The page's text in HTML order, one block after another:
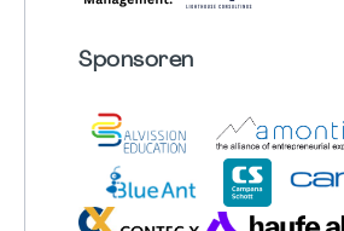
Sponsoren